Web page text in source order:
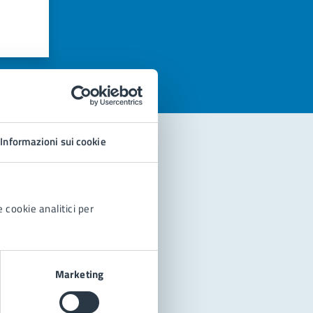
Informazioni sui cookie
cookie analitici per
Marketing